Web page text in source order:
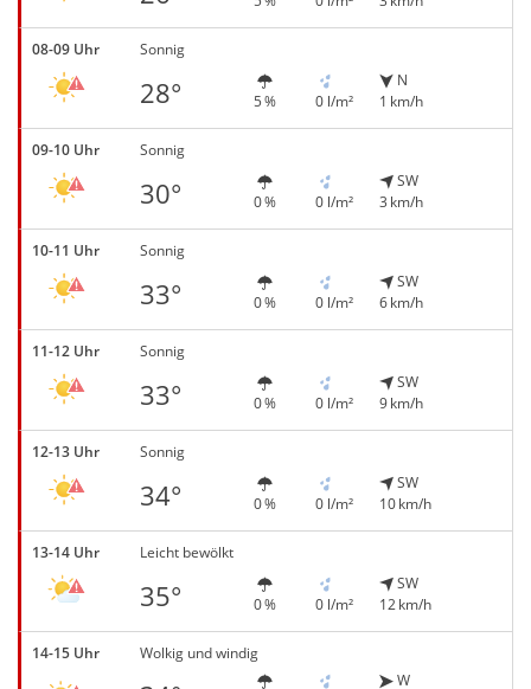
08-09 Uhr Sonnig
28° 5 % 0 l/m²
N
1 km/h
09-10 Uhr Sonnig
30° 0 % 0 l/m²
SW
3 km/h
10-11 Uhr Sonnig
33° 0 % 0 l/m²
SW
6 km/h
11-12 Uhr Sonnig
33° 0 % 0 l/m²
SW
9 km/h
12-13 Uhr Sonnig
34° 0 % 0 l/m²
SW
10 km/h
13-14 Uhr Leicht bewölkt
35° 0 % 0 l/m²
SW
12 km/h
14-15 Uhr Wolkig und windig
W